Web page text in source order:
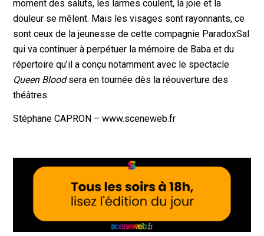
moment des saluts, les larmes coulent, la joie et la
douleur se mêlent. Mais les visages sont rayonnants, ce
sont ceux de la jeunesse de cette compagnie ParadoxSal
qui va continuer à perpétuer la mémoire de Baba et du
répertoire qu’il a conçu notamment avec le spectacle
Queen Bloodsera en tournée dès la réouverture des
théâtres.
Stéphane CAPRON – www.sceneweb.fr